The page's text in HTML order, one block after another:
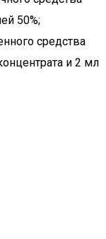
50%;
средства
и 2 мл